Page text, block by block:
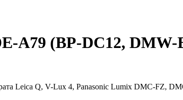
A79 (BP-DC12,
Leica Q, V-Lux 4, Panasonic Lumix DMC-FZ,